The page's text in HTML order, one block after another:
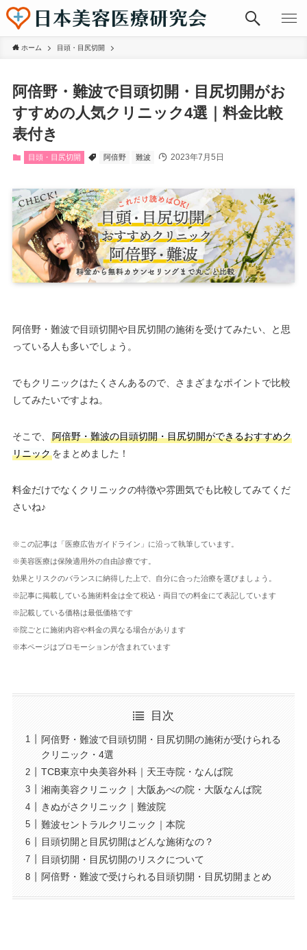
ホーム 目頭・目尻切開
阿倍野・難波で目頭切開・目尻切開がお
すすめの人気クリニック4選｜料金比較
表付き
目頭・目尻切開 阿倍野 難波 2023年7月5日
阿倍野・難波で目頭切開や目尻切開の施術を受けてみたい、と思
っている人も多いでしょう。
でもクリニックはたくさんあるので、さまざまなポイントで比較
してみたいですよね。
そこで、
阿倍野・難波の目頭切開・目尻切開ができるおすすめク
リニックをまとめました！
料金だけでなくクリニックの特徴や雰囲気でも比較してみてくだ
さいね♪
※この記事は「医療広告ガイドライン」に沿って執筆しています。
※美容医療は保険適用外の自由診療です。
効果とリスクのバランスに納得した上で、自分に合った治療を選びましょう。
※記事に掲載している施術料金は全て税込・両目での料金にて表記しています
※記載している価格は最低価格です
※院ごとに施術内容や料金の異なる場合があります
※本ページはプロモーションが含まれています
目次
阿倍野・難波で目頭切開・目尻切開の施術が受けられる
クリニック・4選
TCB東京中央美容外科｜天王寺院・なんば院
湘南美容クリニック｜大阪あべの院・大阪なんば院
きぬがさクリニック｜難波院
難波セントラルクリニック｜本院
目頭切開と目尻切開はどんな施術なの？
目頭切開・目尻切開のリスクについて
阿倍野・難波で受けられる目頭切開・目尻切開まとめ